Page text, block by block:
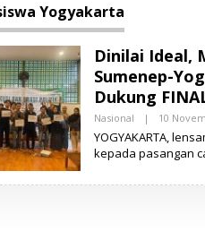
Yogyakarta
Dinilai Ideal,
Sumenep-
Dukung
Nasional | 10
YOGYAKARTA,
kepada pasangan